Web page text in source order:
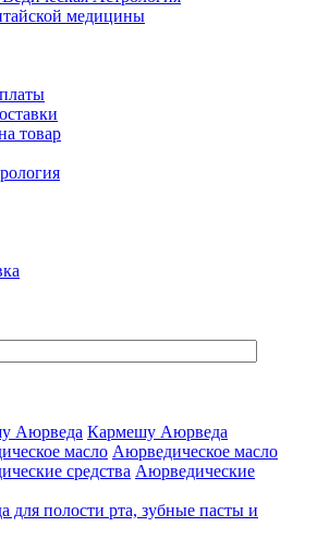
медицины
товар
Кармешу Аюрведа
Аюрведическое масло
Аюрведические